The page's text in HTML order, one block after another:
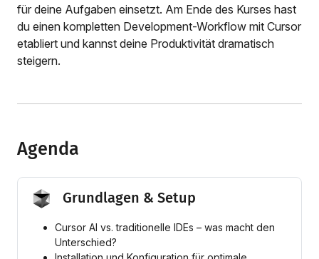
für deine Aufgaben einsetzt. Am Ende des Kurses hast
du einen kompletten Development-Workflow mit Cursor
etabliert und kannst deine Produktivität dramatisch
steigern.
Agenda
Grundlagen & Setup
Cursor AI vs. traditionelle IDEs – was macht den
Unterschied?